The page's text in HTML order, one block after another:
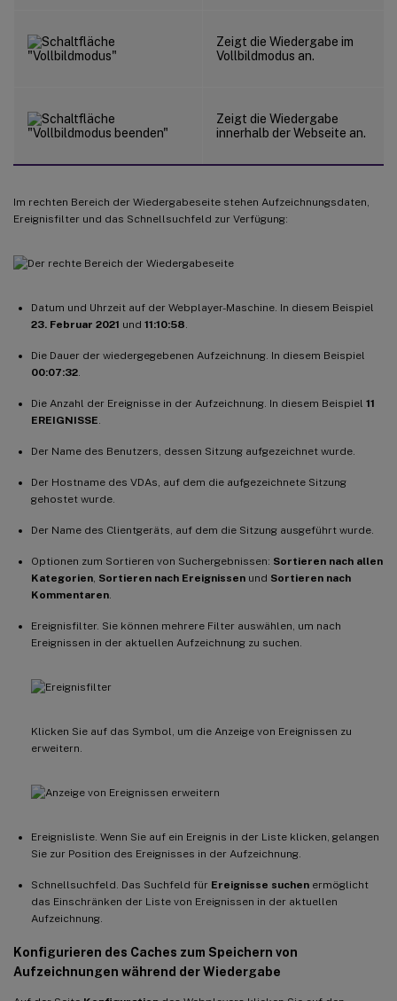
Zeigt die Wiedergabe im
Vollbildmodus an.
Zeigt die Wiedergabe
innerhalb der Webseite an.
Im rechten Bereich der Wiedergabeseite stehen Aufzeichnungsdaten,
Ereignisfilter und das Schnellsuchfeld zur Verfügung:
Datum und Uhrzeit auf der Webplayer-Maschine. In diesem Beispiel
23. Februar 2021 und 11:10:58
Die Dauer der wiedergegebenen Aufzeichnung. In diesem Beispiel
00:07:32
Die Anzahl der Ereignisse in der Aufzeichnung. In diesem Beispiel 11
EREIGNISSE
Der Name des Benutzers, dessen Sitzung aufgezeichnet wurde.
Der Hostname des VDAs, auf dem die aufgezeichnete Sitzung
gehostet wurde.
Der Name des Clientgeräts, auf dem die Sitzung ausgeführt wurde.
Optionen zum Sortieren von Suchergebnissen: Sortieren nach allen
Kategorien Sortieren nach Ereignissen und Sortieren nach
Kommentaren
Ereignisfilter. Sie können mehrere Filter auswählen, um nach
Ereignissen in der aktuellen Aufzeichnung zu suchen.
Klicken Sie auf das Symbol, um die Anzeige von Ereignissen zu
erweitern.
Ereignisliste. Wenn Sie auf ein Ereignis in der Liste klicken, gelangen
Sie zur Position des Ereignisses in der Aufzeichnung.
Schnellsuchfeld. Das Suchfeld für Ereignisse suchen ermöglicht
das Einschränken der Liste von Ereignissen in der aktuellen
Aufzeichnung.
Konfigurieren des Caches zum Speichern von
Aufzeichnungen während der Wiedergabe